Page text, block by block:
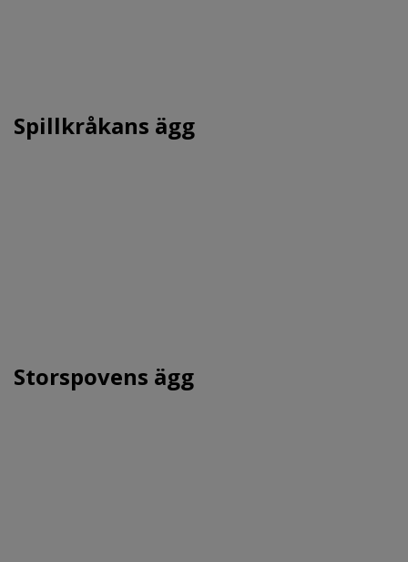
Spillkråkans ägg
Storspovens ägg